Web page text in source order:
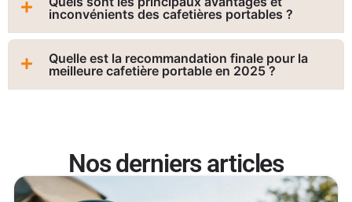
inconvénients des cafetières portables ?
Quelle est la recommandation finale pour la
meilleure cafetière portable en 2025 ?
Nos derniers articles